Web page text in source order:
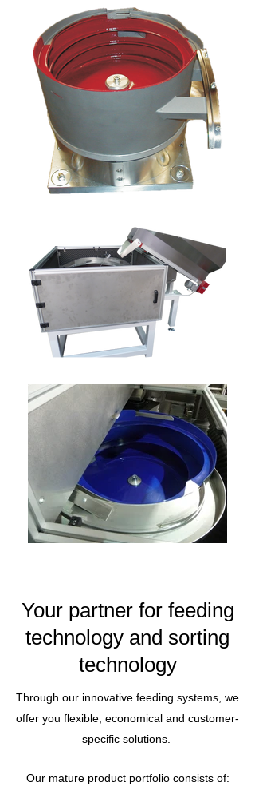
Your partner for feeding
technology and sorting
technology
Through our innovative feeding systems, we
offer you flexible, economical and customer-
specific solutions.
Our mature product portfolio consists of: